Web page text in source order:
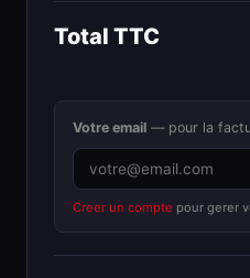
Total TTC
Votre email — pour la
Creer un compte pour gerer